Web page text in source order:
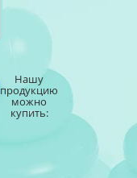
Нашу
продукцию
можно
купить: